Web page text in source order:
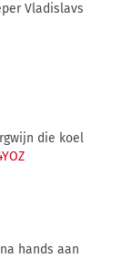
Vladislavs
die koel
hands aan